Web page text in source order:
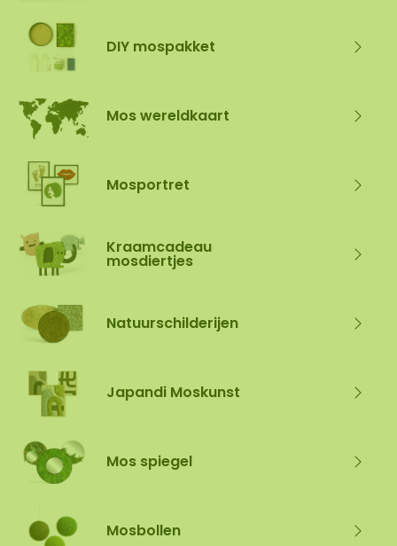
DIY mospakket
Mos wereldkaart
Mosportret
Kraamcadeau
mosdiertjes
Natuurschilderijen
Japandi Moskunst
Mos spiegel
Mosbollen